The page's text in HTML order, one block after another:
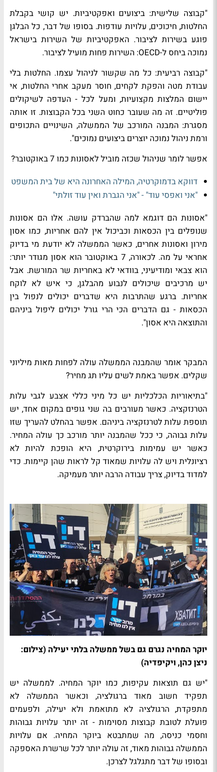
"קבוצה שלישית: ביצועים ואפקטיביות. יש קושי בקבלת
החלטות, חיכוכים, עלויות עודפות. בסופו של דבר, כל הבלגן
פוגע בשירות לציבור. האפקטיביות של השירות בישראל
נמוכה ביחס ל-OECD: השירות פחות מועיל לציבור.
"קבוצה רביעית: כל מה שקשור לניהול עצמו. החלטות בלי
עבודת מטה והפקת לקחים, חוסר מעקב אחרי החלטות, אי
יישום המלצות מקצועיות, ומעל לכל - העדפה לשיקולים
פוליטיים. זה מה שעובר כחוט השני בכל הקבוצות. זו אותה
מסגרת: המבנה המורכב של הממשלה, השינויים התכופים
ורמת ניהול נמוכה יוצרים ביצועים נמוכים".
אפשר לומר שניהול שכזה מוביל לאסונות כמו 7 באוקטובר?
דווקא בדמוקרטיה, המילה האחרונה היא של בית המשפט
"אני ואפסי עוד" - "אני הגברת ואין עוד זולתי"
"אסונות הם דוגמא למה שהברדק עושה. אלו הם אסונות
שנופלים בין הכסאות וכביכול אין להם אחריות, כמו אסון
מירון ואסונות אחרים, כאשר הממשלה לא יודעת מי בדיוק
אחראי על מה. לכאורה, 7 באוקטובר הוא אסון מגודר יותר:
הוא צבאי ומודיעיני, בוודאי לא באחריות שר המורשת. אבל
יש מרכיבים שיכולים לנבוע מהבלגן, כי איש לא לוקח
אחריות. ברגע שהתרבות היא שדברים יכולים לנפול בין
הכסאות - גם הדברים הכי הרי גורל יכולים ליפול ביניהם
והתוצאה היא אסון".
המבקר אומר שהמבנה הממשלה עולה לפחות מאות מיליוני
שקלים. אפשר באמת לשים עליו תג מחיר?
"בתיאוריות הכלכליות יש כל מיני כללי אצבע לגבי עלות
הטרנזקציה. כאשר מעורבים בה שני גופים במקום אחד, יש
תוספת עלות לטרנזקציה ביניהם. אפשר בהחלט להעריך שזו
עלות גבוהה, כי ככל שהמבנה יותר מורכב כך עולה המחיר.
כאשר יש עמימות בירוקרטית, היא הופכת להיות לא
רציונלית ויש לה עלויות שמאוד קל לראות שהן קיימות. כדי
למדוד בדיוק, צריך עבודה הרבה יותר מעמיקה.
יוקר המחיה נגרם גם בשל ממשלה בלתי יעילה (צילום:
ניצן כהן, ויקיפדיה)
"יש גם תוצאות עקיפות, כמו יוקר המחיה. לממשלה יש
תפקיד חשוב מאוד ברגולציה, וכאשר הממשלה לא
מתפקדת, הרגולציה לא מתואמת ולא יעילה, ולפעמים
פועלת לטובת קבוצות מסוימות - זה יותר עלויות גבוהות
וחסמי כניסה, מה שמתבטא ביוקר המחיה. אם עלויות
הממשלה גבוהות מאוד, זה עולה יותר לכל שרשרת האספקה
ובסופו של דבר מתגלגל לצרכן.